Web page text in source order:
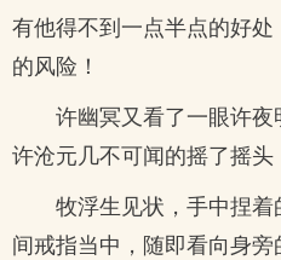
有他得不到一点半点的好
的风险！
许幽冥又看了一眼许
许沧元几不可闻的摇了摇头
牧浮生见状，手中捏
间戒指当中，随即看向身